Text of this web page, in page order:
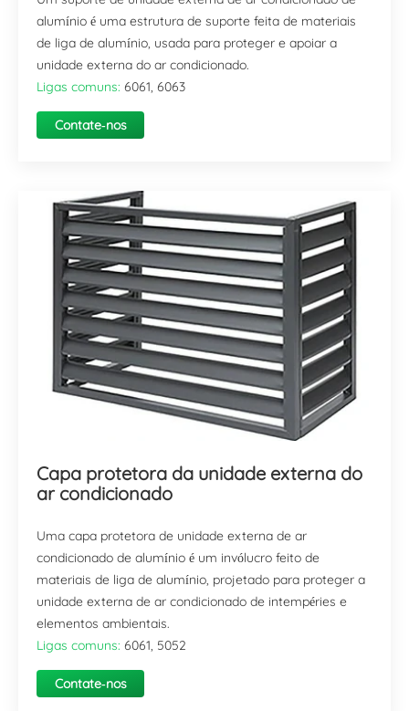
alumínio é uma estrutura de suporte feita de materiais
de liga de alumínio, usada para proteger e apoiar a
unidade externa do ar condicionado.
Ligas comuns: 6061, 6063
Contate-nos
Capa protetora da unidade externa do
ar condicionado
Uma capa protetora de unidade externa de ar
condicionado de alumínio é um invólucro feito de
materiais de liga de alumínio, projetado para proteger a
unidade externa de ar condicionado de intempéries e
elementos ambientais.
Ligas comuns: 6061, 5052
Contate-nos